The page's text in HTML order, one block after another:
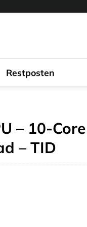
Restposten
– 10-
– TID